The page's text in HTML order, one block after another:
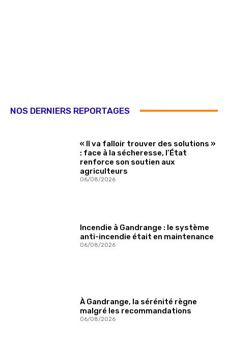
NOS DERNIERS REPORTAGES
« Il va falloir trouver des solutions »
: face à la sécheresse, l’État
renforce son soutien aux
agriculteurs
06/08/2026
Incendie à Gandrange : le système
anti-incendie était en maintenance
06/08/2026
À Gandrange, la sérénité règne
malgré les recommandations
06/08/2026